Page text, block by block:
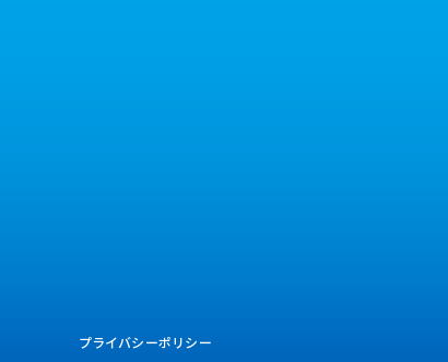
プライバシーポリシー